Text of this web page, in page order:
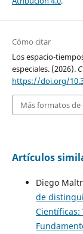
Cómo citar
Los espacio-
especiales. (2026).
https://doi.org/
Más formatos de
Artículos
Diego
de
Científicas: